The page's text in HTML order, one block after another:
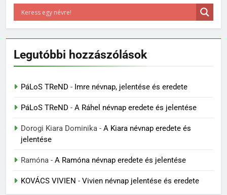
Legutóbbi hozzászólások
PáLoS TReND - Imre névnap, jelentése és eredete
PáLoS TReND - A Ráhel névnap eredete és jelentése
Dorogi Kiara Dominika - A Kiara névnap eredete és
jelentése
Ramóna - A Ramóna névnap eredete és jelentése
KOVÁCS VIVIEN - Vivien névnap jelentése és eredete